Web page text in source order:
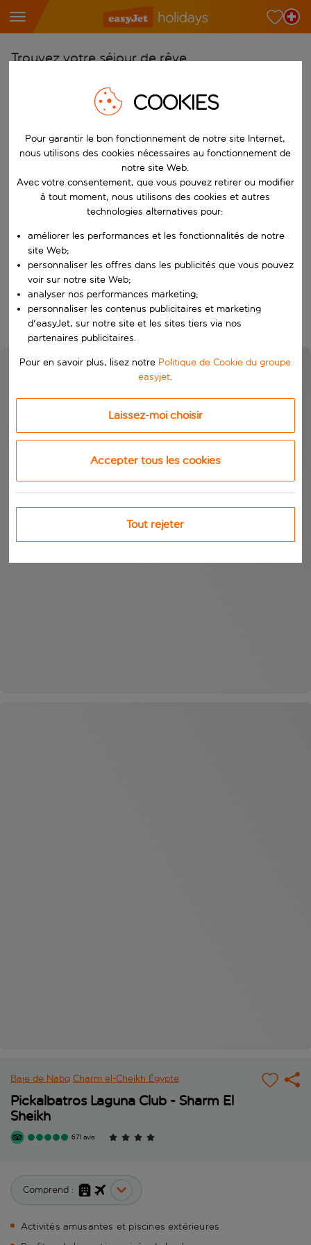
Trouvez votre séjour de rêve
Choisissez votre aéroport
Commencez à taper pour la saisie automatique. Lorsque les
Choisissez votre destination
Vers
Choisissez vos dates
Quand
Qui
Rechercher
Baie de Nabq Charm el-Cheikh Égypte
Pickalbatros Laguna Club - Sharm El
Sheikh
671 avis
Comprend :
Activités amusantes et piscines extérieures
COOKIES
Pour garantir le bon fonctionnement de notre site Internet,
nous utilisons des cookies nécessaires au fonctionnement de
notre site Web.
Avec votre consentement, que vous pouvez retirer ou modifier
à tout moment, nous utilisons des cookies et autres
technologies alternatives pour:
améliorer les performances et les fonctionnalités de notre
site Web;
personnaliser les offres dans les publicités que vous pouvez
voir sur notre site Web;
analyser nos performances marketing;
personnaliser les contenus publicitaires et marketing
d'easyJet, sur notre site et les sites tiers via nos
partenaires publicitaires.
Pour en savoir plus, lisez notre Politique de Cookie du groupe
easyjet.
Laissez-moi choisir
Accepter tous les cookies
Tout rejeter